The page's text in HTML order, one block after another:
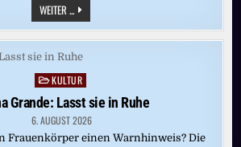
WEITER ...SIE
KENNT
DIE
„HEIMLICHEN
HERRSCHER
IM
LITERATURBETRIEB“
UND
WEISS, W
IE S
IE T
ICKEN
Posted
in
KULTUR
Grande: Lasst sie in Ruhe
6. AUGUST 2026
Frauenkörper einen Warnhinweis? Die